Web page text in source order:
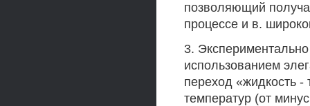
позволяющий
процессе и в.
3.
использованием
переход «жидкость -
температур (от